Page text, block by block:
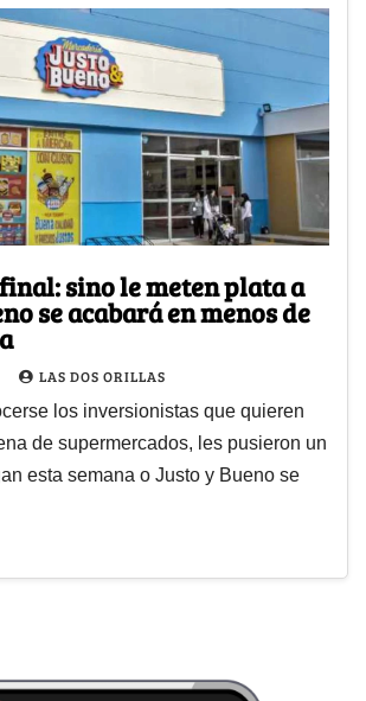
sino le meten plata a
se acabará en menos de
LAS DOS ORILLAS
los inversionistas que quieren
de supermercados, les pusieron un
esta semana o Justo y Bueno se